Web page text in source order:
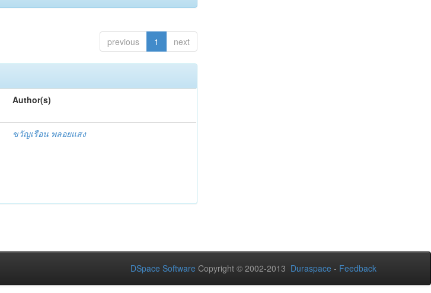
previous 1 next
Author(s)
ขวัญเรือน พลอยแสง
DSpace Software Copyright © 2002-2013 Duraspace - Feedback